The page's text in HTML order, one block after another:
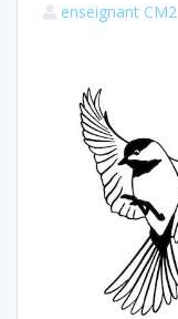
enseignant CM2